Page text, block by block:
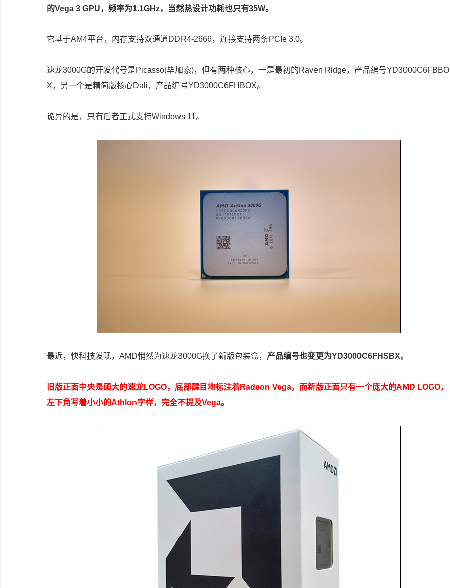
的Vega 3 GPU，频率为1.1GHz，当然热设计功耗也只有35W。
它基于AM4平台，内存支持双通道DDR4-2666，连接支持两条PCIe 3.0。
速龙3000G的开发代号是Picasso(毕加索)，但有两种核心，一是最初的Raven Ridge，产品编号YD3000C6FBBO
X，另一个是精简版核心Dali，产品编号YD3000C6FHBOX。
诡异的是，只有后者正式支持Windows 11。
最近，快科技发现，AMD悄然为速龙3000G换了新版包装盒， 产品编号也变更为YD3000C6FHSBX。
旧版正面中央是硕大的速龙LOGO，底部醒目地标注着Radeon Vega，而新版正面只有一个庞大的AMD LOGO，
左下角写着小小的Athlon字样，完全不提及Vega。